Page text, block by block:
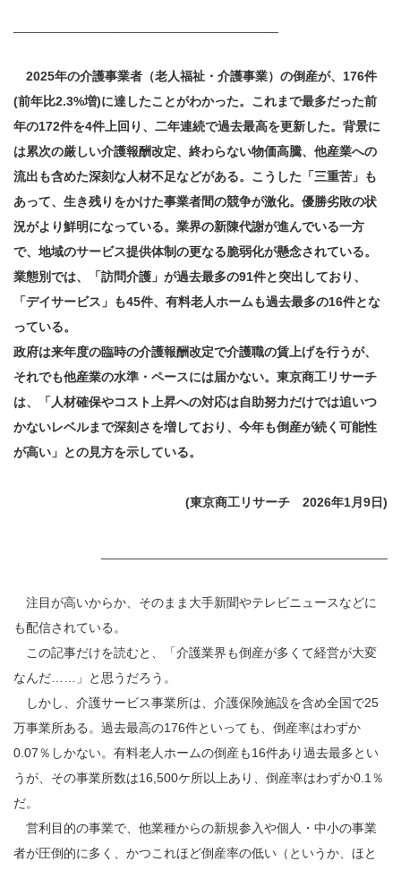
2025年の介護事業者（老人福祉・介護事業）の倒産が、176件
(前年比2.3%増)に達したことがわかった。これまで最多だった前
年の172件を4件上回り、二年連続で過去最高を更新した。背景に
は累次の厳しい介護報酬改定、終わらない物価高騰、他産業への
流出も含めた深刻な人材不足などがある。こうした「三重苦」も
あって、生き残りをかけた事業者間の競争が激化。優勝劣敗の状
況がより鮮明になっている。業界の新陳代謝が進んでいる一方
で、地域のサービス提供体制の更なる脆弱化が懸念されている。
業態別では、「訪問介護」が過去最多の91件と突出しており、
「デイサービス」も45件、有料老人ホームも過去最多の16件とな
っている。
政府は来年度の臨時の介護報酬改定で介護職の賃上げを行うが、
それでも他産業の水準・ペースには届かない。東京商工リサーチ
は、「人材確保やコスト上昇への対応は自助努力だけでは追いつ
かないレベルまで深刻さを増しており、今年も倒産が続く可能性
が高い」との見方を示している。
(東京商工リサーチ 2026年1月9日)
注目が高いからか、そのまま大手新聞やテレビニュースなどに
も配信されている。
この記事だけを読むと、「介護業界も倒産が多くて経営が大変
なんだ……」と思うだろう。
しかし、介護サービス事業所は、介護保険施設を含め全国で25
万事業所ある。過去最高の176件といっても、倒産率はわずか
0.07％しかない。有料老人ホームの倒産も16件あり過去最多とい
うが、その事業所数は16,500ケ所以上あり、倒産率はわずか0.1％
だ。
営利目的の事業で、他業種からの新規参入や個人・中小の事業
者が圧倒的に多く、かつこれほど倒産率の低い（というか、ほと